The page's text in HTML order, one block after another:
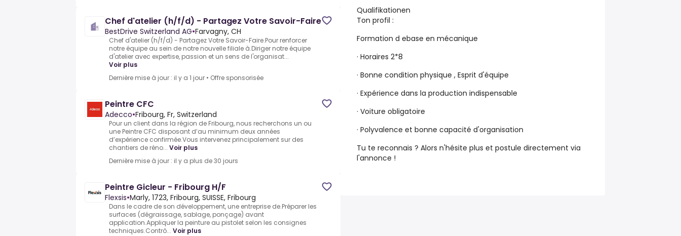
Chef d'atelier (h/f/d) - Partagez Votre Savoir-Faire
BestDrive Switzerland AG•Farvagny, CH
Chef d'atelier (h/f/d) - Partagez Votre Savoir-Faire.Pour renforcer
notre équipe au sein de notre nouvelle filiale à.Diriger notre équipe
d'atelier avec expertise, passion et un sens de l'organisat...
Voir plus
Dernière mise à jour : il y a 1 jour • Offre sponsorisée
Peintre CFC
Adecco•Fribourg, Fr, Switzerland
Pour un client dans la région de Fribourg, nous recherchons un ou
une Peintre CFC disposant d’au minimum deux années
d’expérience confirmée.Vous intervenez principalement sur des
chantiers de réno... Voir plus
Dernière mise à jour : il y a plus de 30 jours
Peintre Gicleur - Fribourg H/F
Flexsis•Marly, 1723, Fribourg, SUISSE, Fribourg
Dans le cadre de son développement, une entreprise de.Préparer les
surfaces (dégraissage, sablage, ponçage) avant
application.Appliquer la peinture au pistolet selon les consignes
techniques.Contrô... Voir plus
Qualifikationen
Ton profil :
Formation d ebase en mécanique
· Horaires 2*8
· Bonne condition physique , Esprit d'équipe
· Expérience dans la production indispensable
· Voiture obligatoire
· Polyvalence et bonne capacité d'organisation
Tu te reconnais ? Alors n'hésite plus et postule directement via
l'annonce !